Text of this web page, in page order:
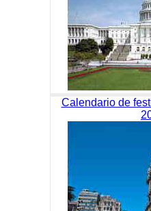
Calendario de